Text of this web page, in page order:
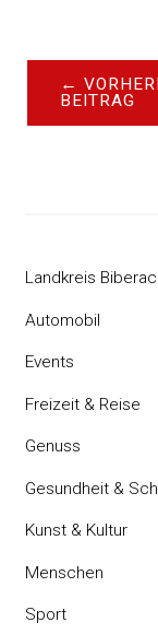
←
BEITRAG
Landkreis
Automobil
Events
Freizeit & Reise
Genuss
Gesundheit &
Kunst & Kultur
Menschen
Sport